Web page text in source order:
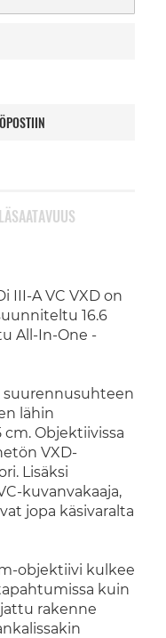
III-A VC VXD on
16.6
All-In-One -
suurennusuhteen
lähin
cm. Objektiivissa
VXD-
Lisäksi
kuvanvakaaja,
jopa käsivaralta
objektiivi kulkee
kuin
rakenne